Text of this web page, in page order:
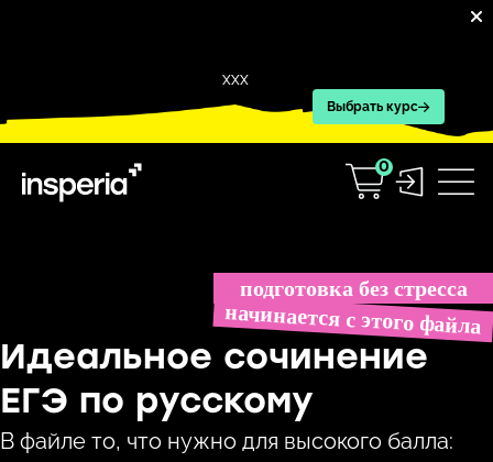
XXX
Выбрать курс
0
подготовка без стресса
начинается с этого файла
Идеальное сочинение
ЕГЭ по русскому
В файле то, что нужно для высокого балла: